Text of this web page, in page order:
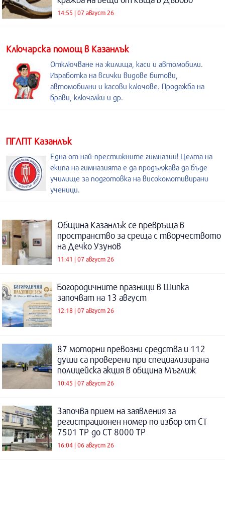
14:55 | 07 август 26
Kлючарска помощ в Казанлък
Отключване на жилища, каси и автомобили.
Изработка на всички видове битови,
автомобилни и касови ключове. Продажба на
брави, ключалки и др.
ПГЛПТ Казанлък
Една от най-престижните гимназии! Целта на
екипа на гимназията е да продължава да бъде
училище за подготовка на високомотивирани
ученици.
Община Казанлък се превръща в
пространство за среща с творчеството
на Дечко Узунов
11:41 | 07 август 26
Богородичните празници в Шипка
започват на 13 август
12:18 | 07 август 26
87 моторни превозни средства и 112
души са проверени при специализирана
полицейска акция в община Мъглиж
10:45 | 07 август 26
Започва прием на заявления за
регистрационен номер по избор от СТ
7501 ТР до СТ 8000 ТР
16:04 | 06 август 26